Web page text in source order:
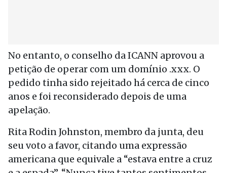
No entanto, o conselho da ICANN aprovou a
petição de operar com um domínio .xxx. O
pedido tinha sido rejeitado há cerca de cinco
anos e foi reconsiderado depois de uma
apelação.
Rita Rodin Johnston, membro da junta, deu
seu voto a favor, citando uma expressão
americana que equivale a “estava entre a cruz